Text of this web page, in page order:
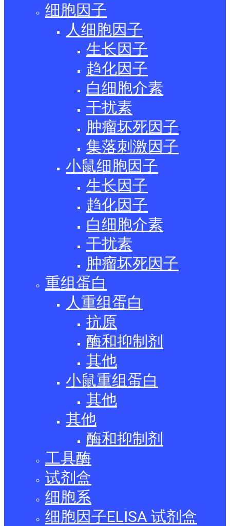
细胞因子
人细胞因子
生长因子
趋化因子
白细胞介素
干扰素
肿瘤坏死因子
集落刺激因子
小鼠细胞因子
生长因子
趋化因子
白细胞介素
干扰素
肿瘤坏死因子
重组蛋白
人重组蛋白
抗原
酶和抑制剂
其他
小鼠重组蛋白
其他
其他
酶和抑制剂
工具酶
试剂盒
细胞系
细胞因子ELISA 试剂盒